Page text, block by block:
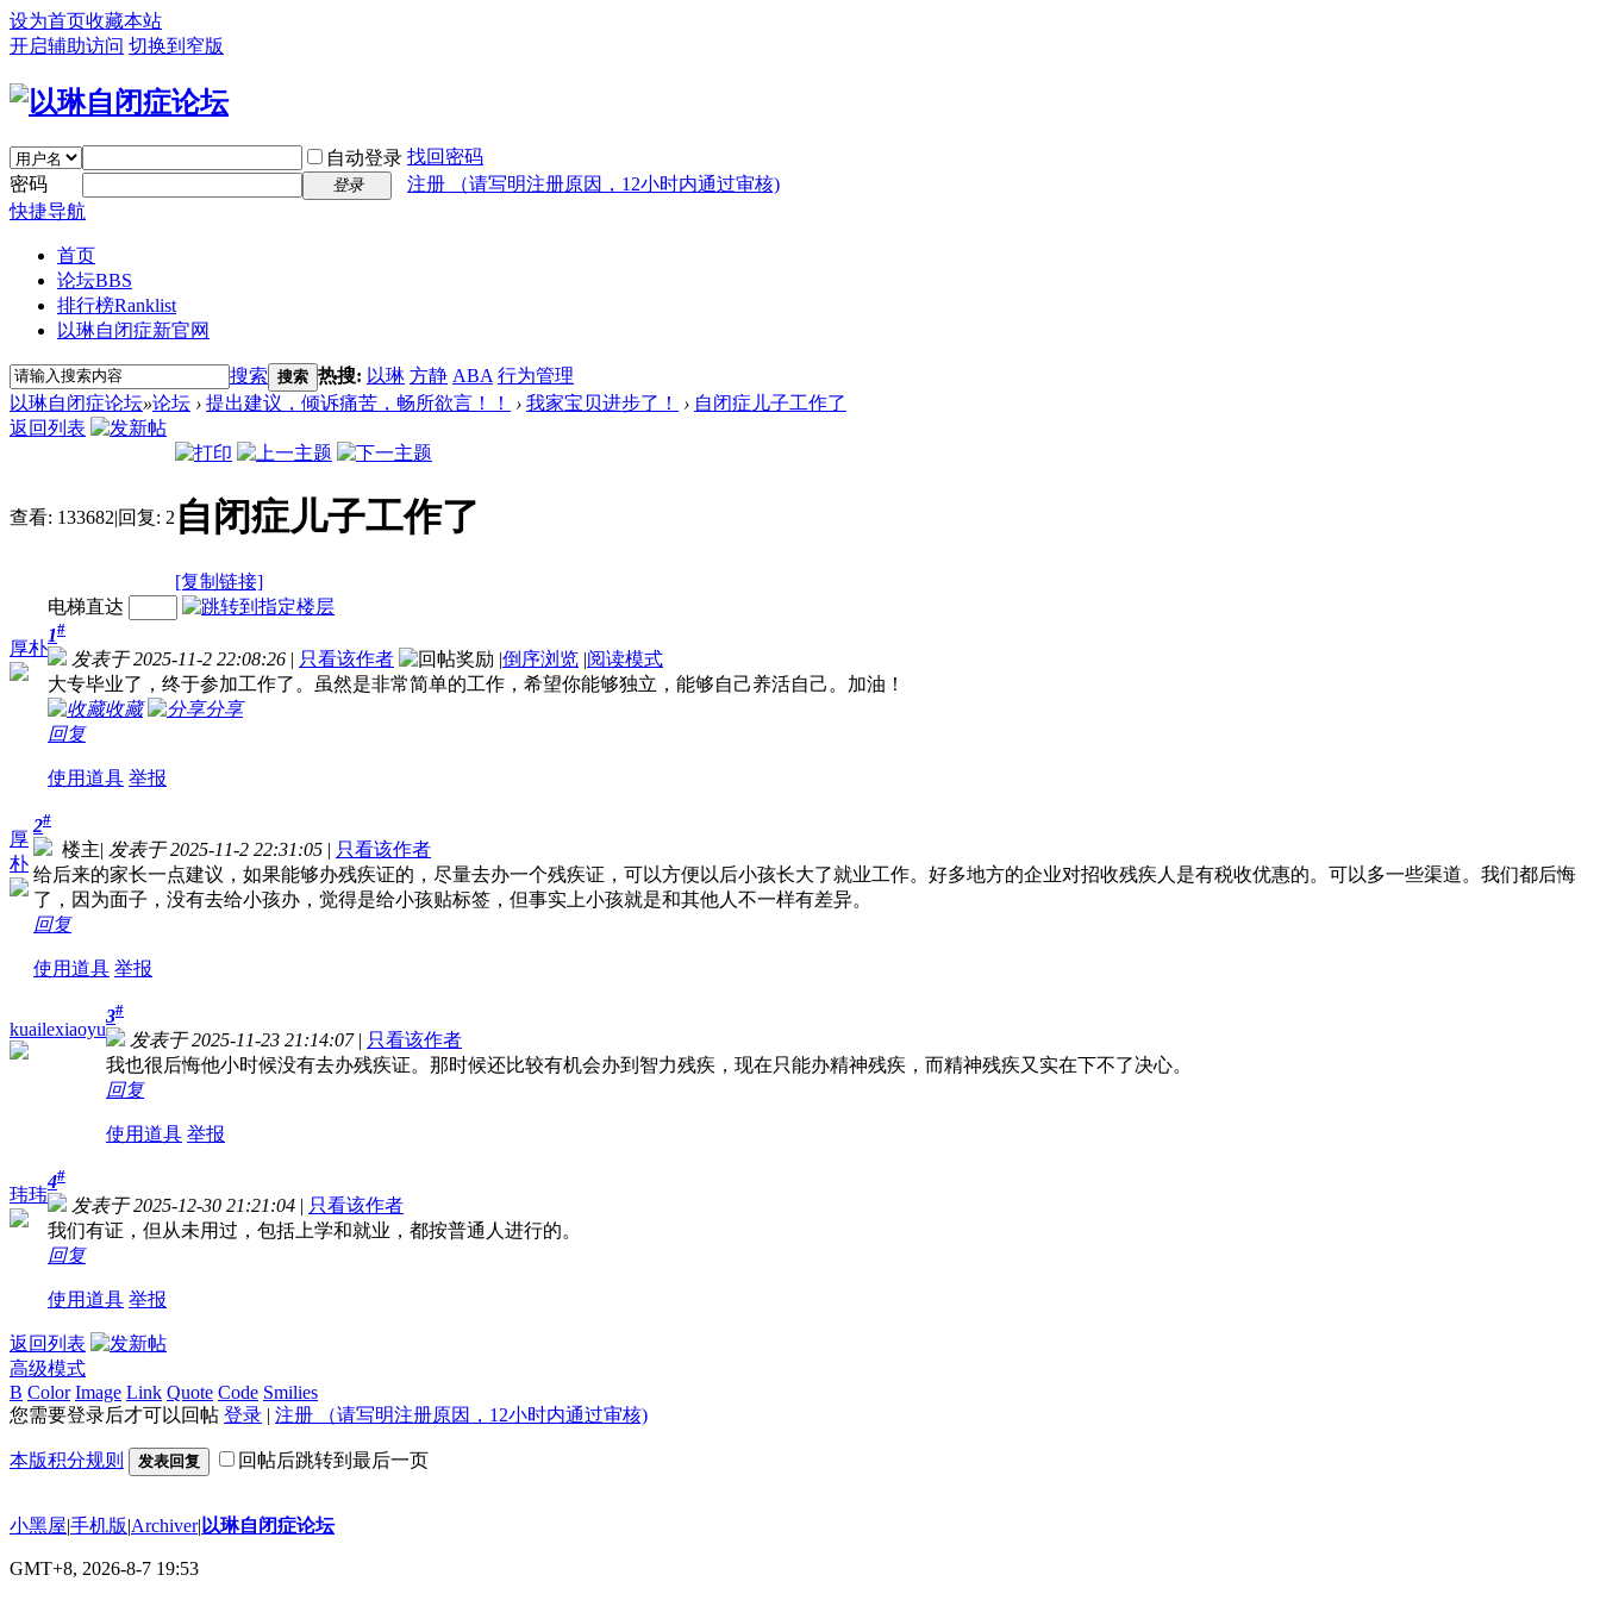
设为首页收藏本站
开启辅助访问 切换到窄版
自动登录 找回密码
密码
登录
注册 （请写明注册原因，12小时内通过审核)
快捷导航
首页
论坛BBS
排行榜Ranklist
以琳自闭症新官网
搜索 搜索 热搜: 以琳 方静 ABA 行为管理
以琳自闭症论坛»论坛 › 提出建议，倾诉痛苦，畅所欲言！！ › 我家宝贝进步了！ › 自闭症儿子工作了
返回列表
查看: 133682|回复: 2 自闭症儿子工作了
[复制链接]
厚朴
电梯直达
1#
发表于 2025-11-2 22:08:26 | 只看该作者 |倒序浏览 |阅读模式
大专毕业了，终于参加工作了。虽然是非常简单的工作，希望你能够独立，能够自己养活自己。加油！
收藏
分享
回复
使用道具 举报
厚
朴
2#
楼主| 发表于 2025-11-2 22:31:05 | 只看该作者
给后来的家长一点建议，如果能够办残疾证的，尽量去办一个残疾证，可以方便以后小孩长大了就业工作。好多地方的企业对招收残疾人是有税收优惠的。可以多一些渠道。我们都后悔
了，因为面子，没有去给小孩办，觉得是给小孩贴标签，但事实上小孩就是和其他人不一样有差异。
回复
使用道具 举报
kuailexiaoyu
3#
发表于 2025-11-23 21:14:07 | 只看该作者
我也很后悔他小时候没有去办残疾证。那时候还比较有机会办到智力残疾，现在只能办精神残疾，而精神残疾又实在下不了决心。
回复
使用道具 举报
玮玮
4#
发表于 2025-12-30 21:21:04 | 只看该作者
我们有证，但从未用过，包括上学和就业，都按普通人进行的。
回复
使用道具 举报
返回列表
高级模式
B Color Image Link Quote Code Smilies
您需要登录后才可以回帖 登录 | 注册 （请写明注册原因，12小时内通过审核)
本版积分规则 发表回复 回帖后跳转到最后一页
小黑屋|手机版|Archiver| 以琳自闭症论坛
GMT+8, 2026-8-7 19:53